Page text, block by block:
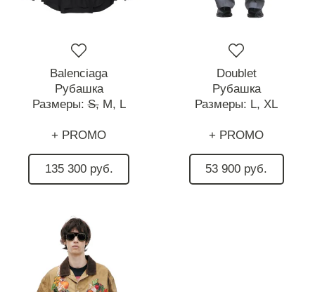
Balenciaga
Рубашка
Размеры:S, M, L
+ PROMO
135 300 руб.
Doublet
Рубашка
Размеры: L, XL
+ PROMO
53 900 руб.